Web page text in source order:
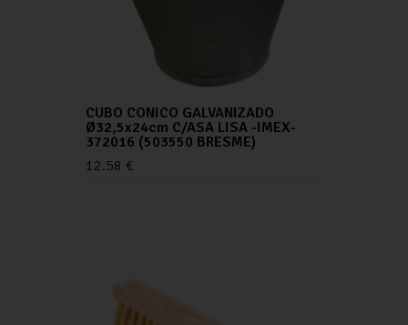
CUBO CONICO GALVANIZADO
Ø32,5x24cm C/ASA LISA -IMEX-
372016 (503550 BRESME)
12.58 €